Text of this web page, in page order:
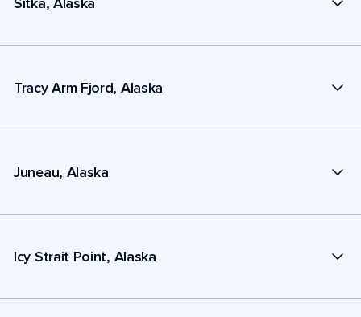
Tracy Arm Fjord, Alaska
Juneau, Alaska
Icy Strait Point, Alaska